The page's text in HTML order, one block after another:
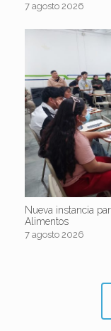
7 agosto 2026
Nueva instancia
Alimentos
7 agosto 2026